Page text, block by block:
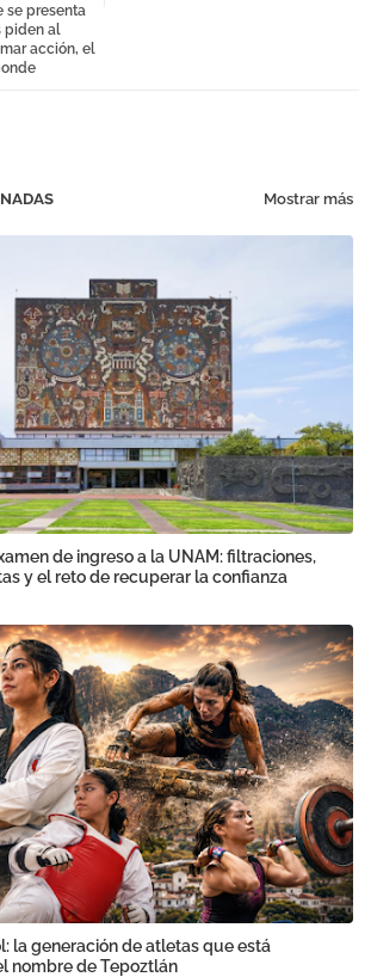
tter
se presenta
piden al
acción, el
Mostrar más
de ingreso a la UNAM: filtraciones,
y el reto de recuperar la confianza
la generación de atletas que está
nombre de Tepoztlán